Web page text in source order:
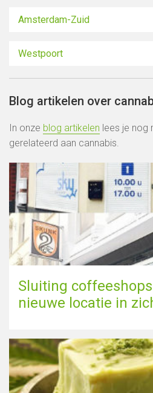
Amsterdam-Zuid
Westpoort
Blog artikelen over
In onze blog artikelen lees je nog
gerelateerd aan cannabis.
Sluiting
nieuwe locatie in